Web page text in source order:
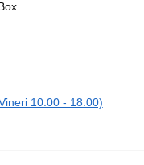
10:00 - 18:00)